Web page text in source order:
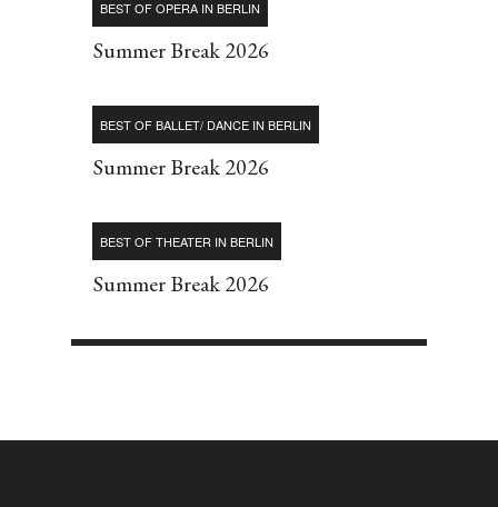
BEST OF OPERA IN BERLIN
Summer Break 2026
BEST OF BALLET/ DANCE IN BERLIN
Summer Break 2026
BEST OF THEATER IN BERLIN
Summer Break 2026